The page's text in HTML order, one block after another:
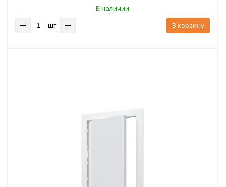
В наличии
шт
В корзину